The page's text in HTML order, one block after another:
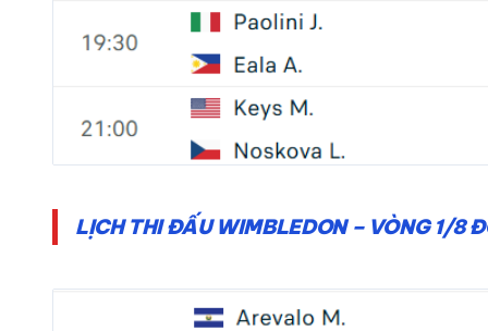
LỊCH THI ĐẤU WIMBLEDON – VÒNG 1/8